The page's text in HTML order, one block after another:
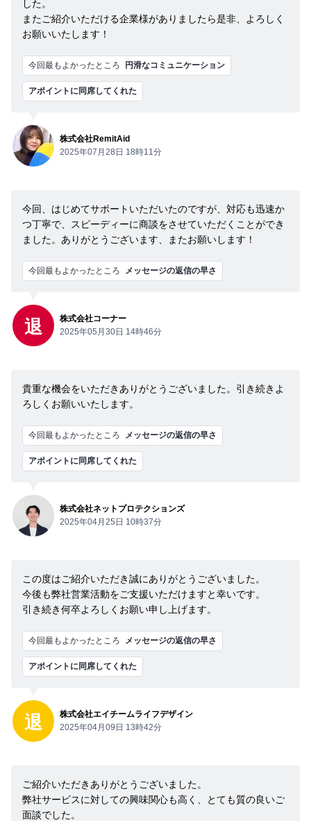
した。
またご紹介いただける企業様がありましたら是非、よろしく
お願いいたします！
今回最もよかったところ 円滑なコミュニケーション
アポイントに同席してくれた
株式会社RemitAid
2025年07月28日 18時11分
今回、はじめてサポートいただいたのですが、対応も迅速か
つ丁寧で、スピーディーに商談をさせていただくことができ
ました。ありがとうございます、またお願いします！
今回最もよかったところ メッセージの返信の早さ
退
株式会社コーナー
2025年05月30日 14時46分
貴重な機会をいただきありがとうございました。引き続きよ
ろしくお願いいたします。
今回最もよかったところ メッセージの返信の早さ
アポイントに同席してくれた
株式会社ネットプロテクションズ
2025年04月25日 10時37分
この度はご紹介いただき誠にありがとうございました。
今後も弊社営業活動をご支援いただけますと幸いです。
引き続き何卒よろしくお願い申し上げます。
今回最もよかったところ メッセージの返信の早さ
アポイントに同席してくれた
退
株式会社エイチームライフデザイン
2025年04月09日 13時42分
ご紹介いただきありがとうございました。
弊社サービスに対しての興味関心も高く、とても質の良いご
面談でした。